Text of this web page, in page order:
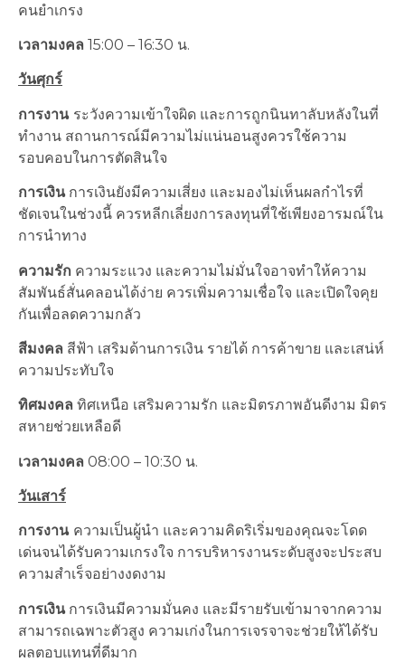
คนยำเกรง
เวลามงคล 15:00 – 16:30 น.
วันศุกร์
การงาน ระวังความเข้าใจผิด และการถูกนินทาลับหลังในที่
ทำงาน สถานการณ์มีความไม่แน่นอนสูงควรใช้ความ
รอบคอบในการตัดสินใจ
การเงินการเงินยังมีความเสี่ยง และมองไม่เห็นผลกำไรที่
ชัดเจนในช่วงนี้ ควรหลีกเลี่ยงการลงทุนที่ใช้เพียงอารมณ์ใน
การนำทาง
ความรัก ความระแวง และความไม่มั่นใจอาจทำให้ความ
สัมพันธ์สั่นคลอนได้ง่าย ควรเพิ่มความเชื่อใจ และเปิดใจคุย
กันเพื่อลดความกลัว
สีมงคล สีฟ้า เสริมด้านการเงิน รายได้ การค้าขาย และเสน่ห์
ความประทับใจ
ทิศมงคล ทิศเหนือ เสริมความรัก และมิตรภาพอันดีงาม มิตร
สหายช่วยเหลือดี
เวลามงคล 08:00 – 10:30 น.
วันเสาร์
การงาน ความเป็นผู้นำ และความคิดริเริ่มของคุณจะโดด
เด่นจนได้รับความเกรงใจ การบริหารงานระดับสูงจะประสบ
ความสำเร็จอย่างงดงาม
การเงินการเงินมีความมั่นคง และมีรายรับเข้ามาจากความ
สามารถเฉพาะตัวสูง ความเก่งในการเจรจาจะช่วยให้ได้รับ
ผลตอบแทนที่ดีมาก